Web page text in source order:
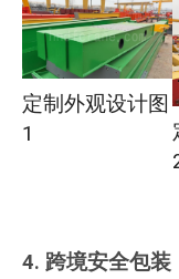
定制外观设计图
1
4. 跨境安全包